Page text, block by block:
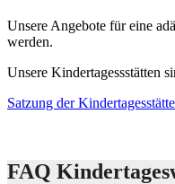
Unsere Angebote für eine
werden.
Unsere Kindertagessstätten
Satzung der
FAQ